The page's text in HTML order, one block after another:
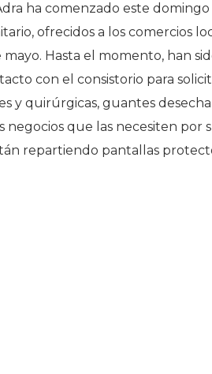
ha comenzado este
ofrecidos a los comercios
Hasta el momento, han
con el consistorio para
y quirúrgicas, guantes
negocios que las necesiten por
repartiendo pantallas